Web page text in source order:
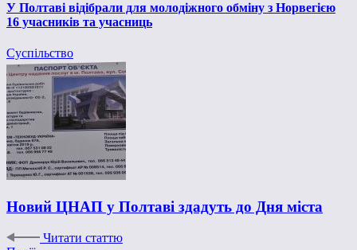
У Полтаві відібрали для молодіжного обміну з Норвегією
16 учасників та учасниць
Суспільство
Новий ЦНАП у Полтаві здадуть до Дня міста
Читати статтю